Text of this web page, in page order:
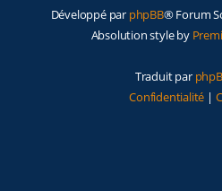
Développé par phpBB® Forum
Absolution style by
Traduit par
Confidentialité |